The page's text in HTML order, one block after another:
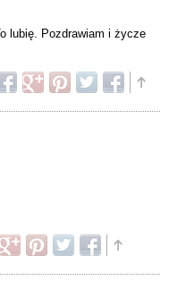
lubię. Pozdrawiam i życze